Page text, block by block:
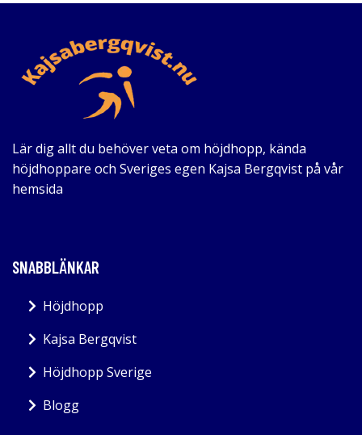
Lär dig allt du behöver veta om höjdhopp, kända
höjdhoppare och Sveriges egen Kajsa Bergqvist på vår
hemsida
SNABBLÄNKAR
Höjdhopp
Kajsa Bergqvist
Höjdhopp Sverige
Blogg